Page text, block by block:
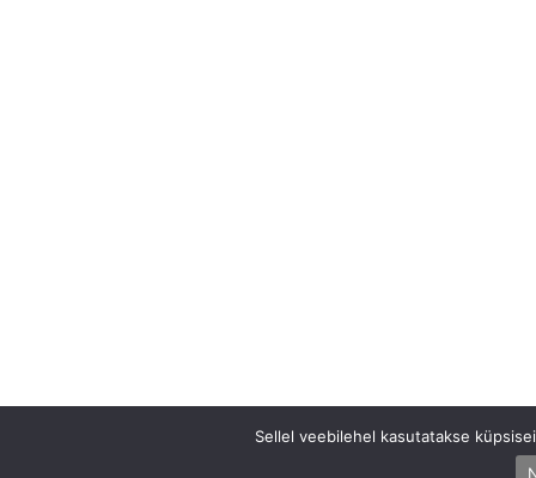
Sellel veebilehel kasutatakse